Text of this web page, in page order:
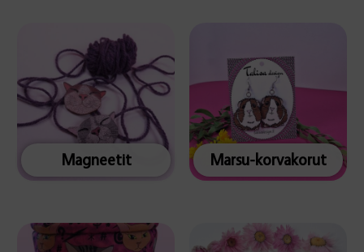
Magneetit Marsu-korvakorut